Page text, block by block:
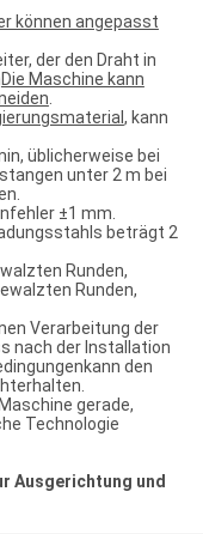
können angepasst
der den Draht in
Die Maschine kann
.
, kann
üblicherweise bei
unter 2 m bei
±1 mm.
beträgt 2
Runden,
Runden,
Verarbeitung der
nach der Installation
den
gerade,
Technologie
Ausgerichtung und